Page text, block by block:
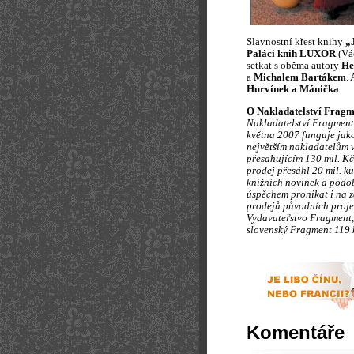
Slavnostní křest knihy
Paláci knih LUXOR
setkat s oběma autory
a Michalem Bartákem
Hurvínek a Mánička
O Nakladatelství
Nakladatelství
května 2007 funguje
největším nakladatelům
přesahujícím 130 mil.
prodej přesáhl 20 mil.
knižních novinek a
úspěchem pronikat i na
prodejů původních
Vydavateľstvo
slovenský Fragment
Komentáře